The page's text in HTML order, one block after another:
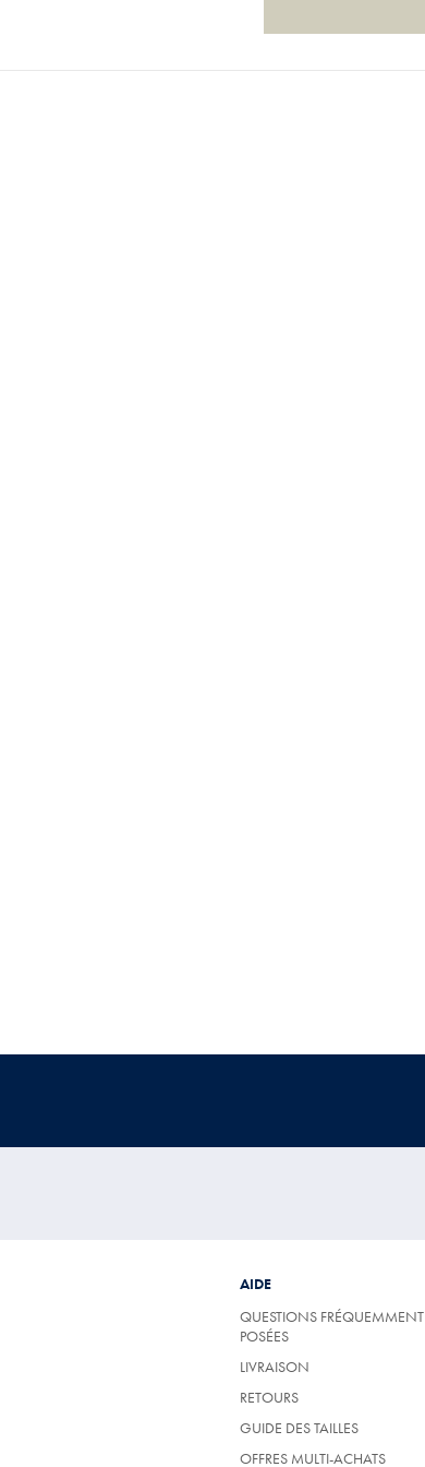
AIDE
QUESTIONS FRÉQUEMMENT
POSÉES
LIVRAISON
RETOURS
GUIDE DES TAILLES
OFFRES MULTI-ACHATS